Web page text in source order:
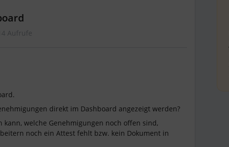
Aufrufe
direkt im Dashboard angezeigt werden?
kann, welche Genehmigungen noch offen sind,
noch ein Attest fehlt bzw. kein Dokument in